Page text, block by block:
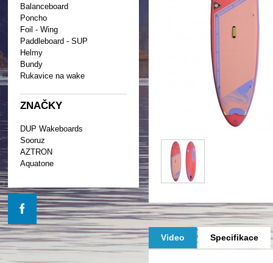
Balanceboard
Poncho
Foil - Wing
Paddleboard - SUP
Helmy
Bundy
Rukavice na wake
ZNAČKY
DUP Wakeboards
Sooruz
AZTRON
Aquatone
Video Specifikace